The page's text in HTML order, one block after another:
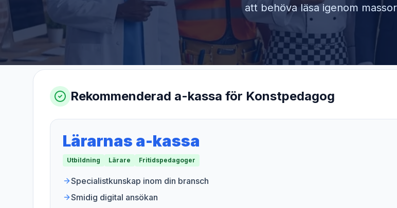
att behöva läsa igenom
Rekommenderad a-kassa för Konstpedagog
Lärarnas a-kassa
Utbildning Lärare Fritidspedagoger
Specialistkunskap inom din bransch
Smidig digital ansökan